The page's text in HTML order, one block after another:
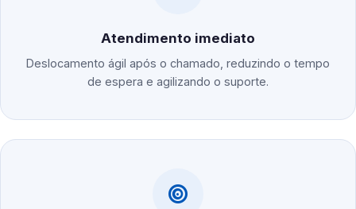
Atendimento imediato
Deslocamento ágil após o chamado, reduzindo o tempo
de espera e agilizando o suporte.